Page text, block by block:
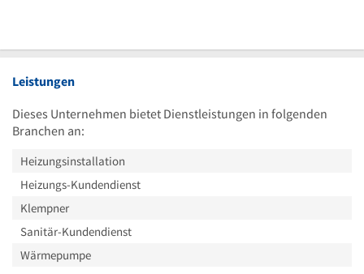
Leistungen
Dieses Unternehmen bietet Dienstleistungen in folgenden
Branchen an:
Heizungsinstallation
Heizungs-Kundendienst
Klempner
Sanitär-Kundendienst
Wärmepumpe